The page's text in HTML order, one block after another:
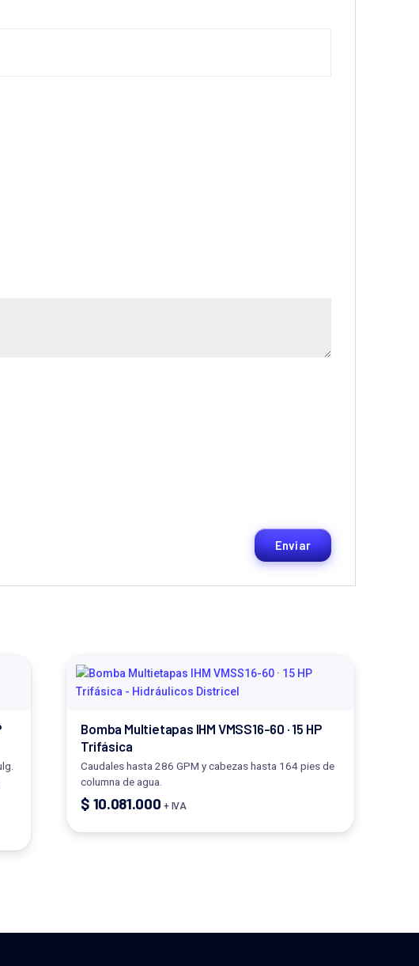
Bomba Multietapas IHM VMSS16-60 · 15 HP
Trifásica
Caudales hasta 286 GPM y cabezas hasta 164 pies de
columna de agua.
$ 10.081.000 + IVA